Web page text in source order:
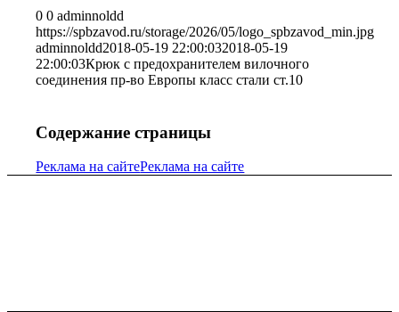
0 0 adminnoldd
https://spbzavod.ru/storage/2026/05/logo_spbzavod_min.jpg
adminnoldd2018-05-19 22:00:032018-05-19
22:00:03Крюк с предохранителем вилочного
соединения пр-во Европы класс стали ст.10
Содержание страницы
Реклама на сайтеРеклама на сайте